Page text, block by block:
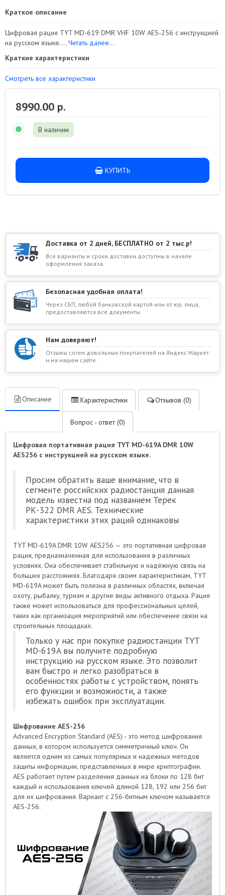
Краткое описание
Цифровая рация TYT MD-619 DMR VHF 10W AES-256 с инструкцией
на русском языке.... Читать далее...
Краткие характеристики
Смотреть все характеристики
8990.00 р.
В наличии
КУПИТЬ
Доставка от 2 дней, БЕСПЛАТНО от 2 тыс.р!
Все варианты и сроки доставки доступны в начале
оформления заказа.
Безопасная удобная оплата!
Через СБП, любой банковской картой или от юр. лица,
предоставляются все документы.
Нам доверяют!
Отзывы сотен довольных покупателей на Яндекс Маркет
и на нашем сайте.
Описание Характеристики Отзывов (0)
Вопрос - ответ (0)
Цифровая портативная рация TYT MD-619A DMR 10W
AES256 с инструкцией на русском языке.
Просим обратить ваше внимание, что в
сегменте российских радиостанция данная
модель известна под названием Терек
РК-322 DMR AES. Технические
характеристики этих раций одинаковы
TYT MD-619A DMR 10W AES256 — это портативная цифровая
рация, предназначенная для использования в различных
условиях. Она обеспечивает стабильную и надёжную связь на
больших расстояниях. Благодаря своим характеристикам, TYT
MD-619A может быть полезна в различных областях, включая
охоту, рыбалку, туризм и другие виды активного отдыха. Рация
также может использоваться для профессиональных целей,
таких как организация мероприятий или обеспечение связи на
строительных площадках.
Только у нас при покупке радиостанции TYT
MD-619A вы получите подробную
инструкцию на русском языке. Это позволит
вам быстро и легко разобраться в
особенностях работы с устройством, понять
его функции и возможности, а также
избежать ошибок при эксплуатации.
Шифрование AES-256
Advanced Encryption Standard (AES) - это метод шифрования
данных, в котором используется симметричный ключ. Он
является одним из самых популярных и надежных методов
защиты информации, представленных в мире криптографии.
AES работает путем разделения данных на блоки по 128 бит
каждый и использования ключей длиной 128, 192 или 256 бит
для их шифрования. Вариант с 256-битным ключом называется
AES-256.